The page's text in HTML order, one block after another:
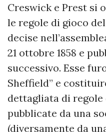
Creswick e Prest si
le regole di gioco
decise
21 ottobre 1858 e
successivo. Esse
Sheffield” e
dettagliata di
pubblicate da una
(diversamente da